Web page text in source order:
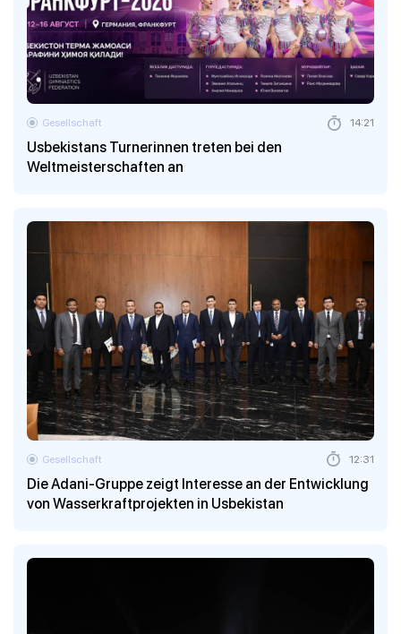
Usbekistans Turnerinnen treten bei den
Weltmeisterschaften an
Gesellschaft 14:21
Die Adani-Gruppe zeigt Interesse an der Entwicklung
von Wasserkraftprojekten in Usbekistan
Gesellschaft 12:31